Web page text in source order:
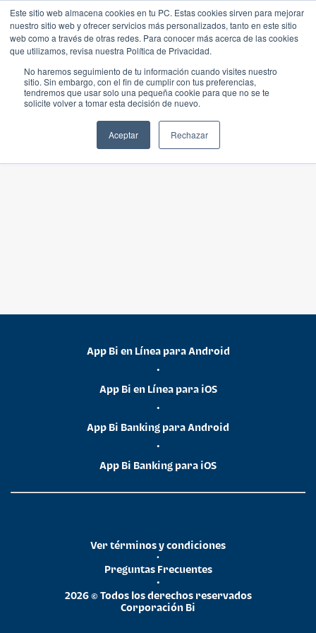
Este sitio web almacena cookies en tu PC. Estas cookies sirven para mejorar
nuestro sitio web y ofrecer servicios más personalizados, tanto en este sitio
web como a través de otras redes. Para conocer más acerca de las cookies
que utilizamos, revisa nuestra Política de Privacidad.
No haremos seguimiento de tu información cuando visites nuestro
sitio. Sin embargo, con el fin de cumplir con tus preferencias,
tendremos que usar solo una pequeña cookie para que no se te
solicite volver a tomar esta decisión de nuevo.
Aceptar Rechazar
App Bi en Línea para Android
•
App Bi en Línea para iOS
•
App Bi Banking para Android
•
App Bi Banking para iOS
2026 © Todos los derechos reservados
Corporación Bi
•
Preguntas Frecuentes
•
Ver términos y condiciones